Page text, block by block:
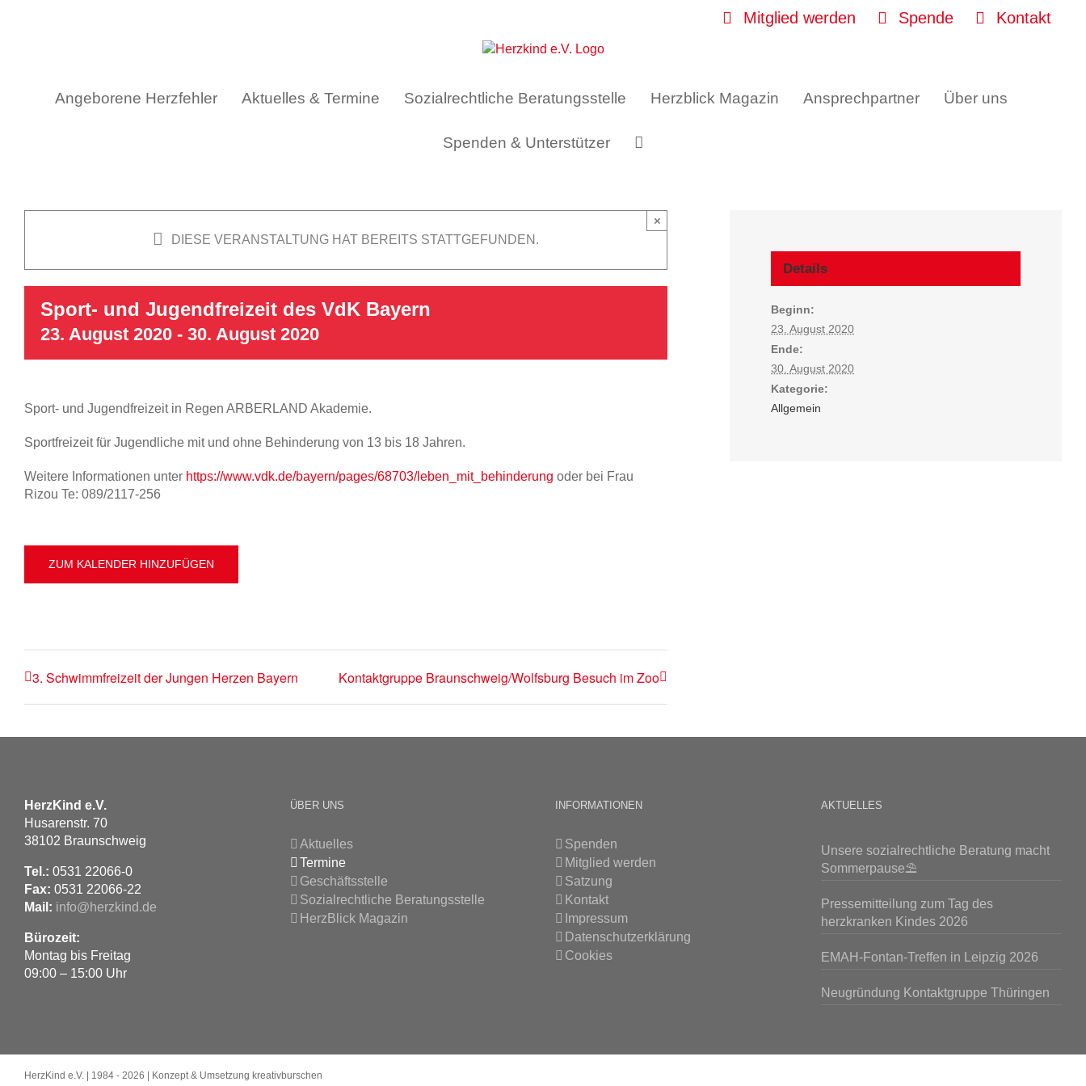
Mitglied werden Spende Kontakt
Angeborene Herzfehler Aktuelles & Termine Sozialrechtliche Beratungsstelle Herzblick Magazin Ansprechpartner Über uns
Spenden & Unterstützer
DIESE VERANSTALTUNG HAT BEREITS STATTGEFUNDEN.
×
Sport- und Jugendfreizeit des VdK Bayern
23. August 2020 - 30. August 2020
Sport- und Jugendfreizeit in Regen ARBERLAND Akademie.
Sportfreizeit für Jugendliche mit und ohne Behinderung von 13 bis 18 Jahren.
Weitere Informationen unter https://www.vdk.de/bayern/pages/68703/leben_mit_behinderung oder bei Frau
Rizou Te: 089/2117-256
ZUM KALENDER HINZUFÜGEN
3. Schwimmfreizeit der Jungen Herzen Bayern Kontaktgruppe Braunschweig/Wolfsburg Besuch im Zoo
Details
Beginn:
23. August 2020
Ende:
30. August 2020
Kategorie:
Allgemein
HerzKind e.V.
Husarenstr. 70
38102 Braunschweig
Tel.: 0531 22066-0
Fax: 0531 22066-22
Mail: info@herzkind.de
Bürozeit:
Montag bis Freitag
09:00 – 15:00 Uhr
ÜBER UNS
Aktuelles
Termine
Geschäftsstelle
Sozialrechtliche Beratungsstelle
HerzBlick Magazin
INFORMATIONEN
Spenden
Mitglied werden
Satzung
Kontakt
Impressum
Datenschutzerklärung
Cookies
AKTUELLES
Unsere sozialrechtliche Beratung macht
Sommerpause⛱️
Pressemitteilung zum Tag des
herzkranken Kindes 2026
EMAH-Fontan-Treffen in Leipzig 2026
Neugründung Kontaktgruppe Thüringen
HerzKind e.V. | 1984 - 2026 | Konzept & Umsetzung kreativburschen